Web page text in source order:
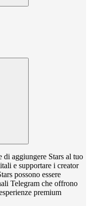
di aggiungere Stars al tuo
e supportare i creator
possono essere
Telegram che offrono
premium